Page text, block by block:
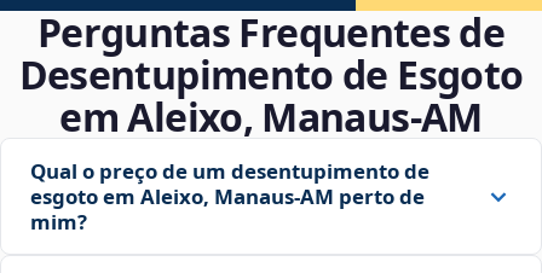
Perguntas Frequentes de
Desentupimento de Esgoto
em Aleixo, Manaus‑AM
Qual o preço de um desentupimento de
esgoto em Aleixo, Manaus‑AM perto de
mim?